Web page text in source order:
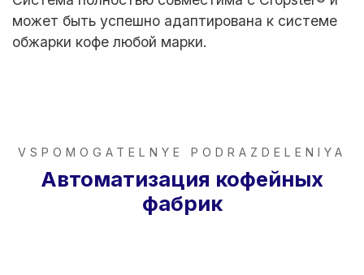
может быть успешно адаптирована к системе
обжарки кофе любой марки.
VSPOMOGATELNYE PODRAZDELENIYA
Автоматизация кофейных
фабрик